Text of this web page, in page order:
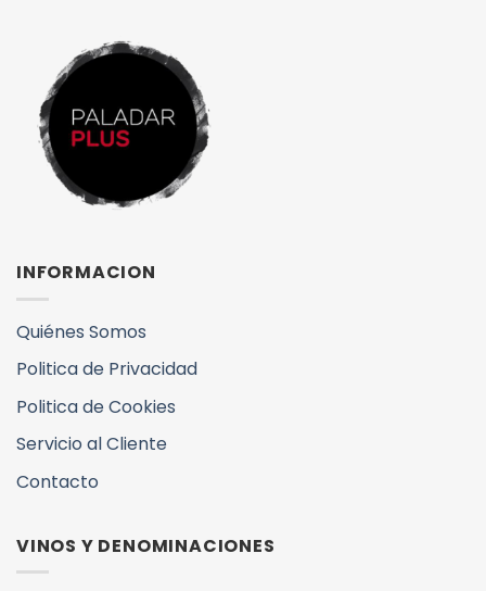
INFORMACION
Quiénes Somos
Politica de Privacidad
Politica de Cookies
Servicio al Cliente
Contacto
VINOS Y DENOMINACIONES